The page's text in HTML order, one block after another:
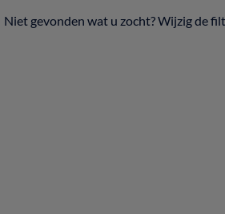
Niet gevonden wat u zocht? Wijzig de